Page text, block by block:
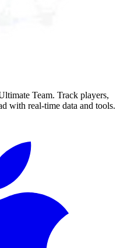
Team. Track players,
with real-time data and tools.